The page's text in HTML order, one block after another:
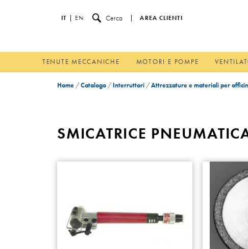
IT EN Cerca AREA CLIENTI
TENUTE MECCANICHE MOTORI E POMPE
Home /Catalogo / Interruttori /Attrezzature e materiali per
SMICATRICE